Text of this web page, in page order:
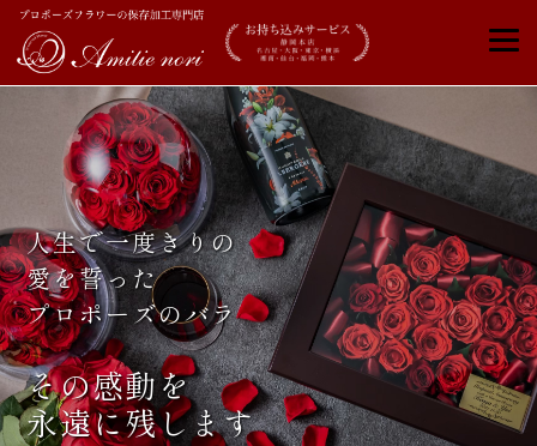
人生で一度きりの
愛を誓った
プロポーズのバラ
その感動を
永遠に残します